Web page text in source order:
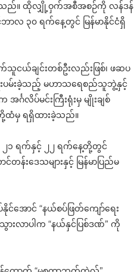
ြသည်။ ထိုလျှို့ဝှက်အစီအစဉ်ကို လန်ဒန်
ဘာလ ၃၀ ရက်နေ့တွင် မြန်မာနိုင်ငံရှိ
ငယ်ချင်းတစ်ဦးလည်းဖြစ်၊ ဖဆပ
ြိုးပမ်းခဲ့သည့် မဟာသရေစည်သူဘွဲ့နှင့်
လိပ်မင်းကြီးရုံးမှ မျိုးချစ်
တို့ထံမှ ရရှိထားခဲ့သည်။
၂၁ ရက်နှင့် ၂၂ ရက်နေ့တို့တွင်
းဒေသများနှင့် မြန်မာပြည်မ
ောင် “နယ်စပ်ဖြတ်ကျော်ရေး
သွားလာပါက “နယ်နှင်ပြစ်ဒဏ်” ကို